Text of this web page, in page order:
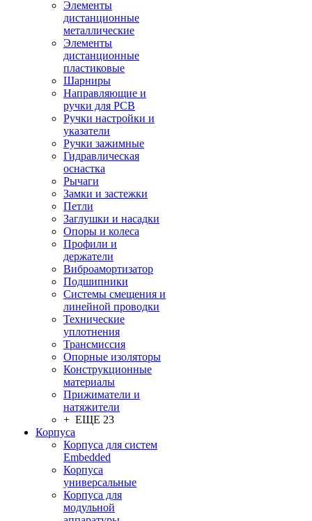
Элементы
дистанционные
металлические
Элементы
дистанционные
пластиковые
Шарниры
Направляющие и
ручки для PCB
Ручки настройки и
указатели
Ручки зажимные
Гидравлическая
оснастка
Рычаги
Замки и застежки
Петли
Заглушки и насадки
Опоры и колеса
Профили и
держатели
Виброамортизатор
Подшипники
Системы смещения и
линейной проводки
Технические
уплотнения
Трансмиссия
Опорные изоляторы
Конструкционные
материалы
Прижиматели и
натяжители
+ ЕЩЕ 23
Корпуса
Корпуса для систем
Embedded
Корпуса
универсальные
Корпуса для
модульной